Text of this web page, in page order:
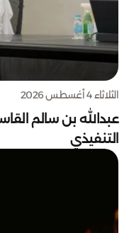
الثلاثاء 4 أغسطس 2026
عبدالله بن سالم
التنفيذي